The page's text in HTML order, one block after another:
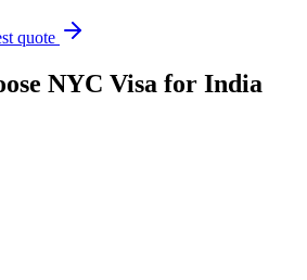
quote
NYC Visa for India